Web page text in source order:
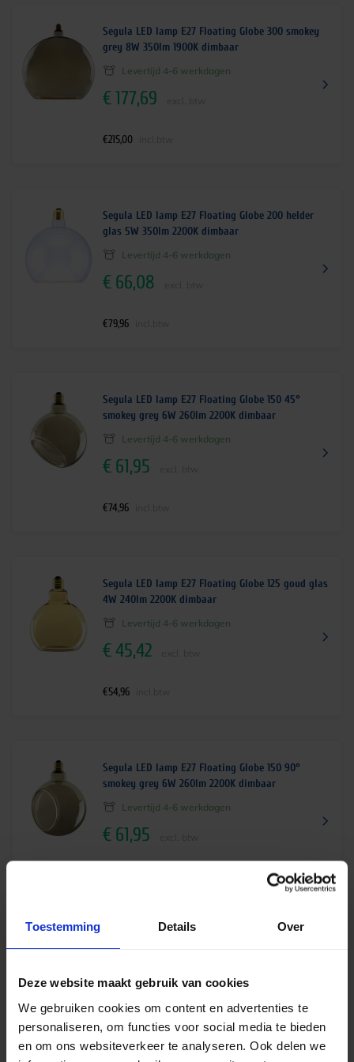
Toestemming Details Over
Deze website maakt gebruik van cookies
We gebruiken cookies om content en advertenties te
personaliseren, om functies voor social media te bieden
en om ons websiteverkeer te analyseren. Ook delen we
Segula LED lamp E27 Floating Globe 300 smokey
grey 8W 350lm 1900K dimbaar
Levertijd 4-6 werkdagen
€177,69
€215,00
Segula LED lamp E27 Floating Globe 200 helder
glas 5W 350lm 2200K dimbaar
Levertijd 4-6 werkdagen
€ 66,08
€79,96
Segula LED lamp E27 Floating Globe 150 45°
smokey grey 6W 260lm 2200K dimbaar
Levertijd 4-6 werkdagen
€ 61,95
€74,96
Segula LED lamp E27 Floating Globe 125 goud glas
4W 240lm 2200K dimbaar
Levertijd 4-6 werkdagen
€ 45,42
€54,96
Segula LED lamp E27 Floating Globe 150 90°
smokey grey 6W 260lm 2200K dimbaar
Levertijd 4-6 werkdagen
€ 61,95
Segula LED lamp E27 Floating Globe 150 goud
Levertijd 4-6 werkdagen
€ 55,34